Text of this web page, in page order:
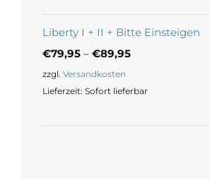
Liberty I + II + Bitte Einsteigen
€79,95 – €89,95
zzgl. Versandkosten
Lieferzeit: Sofort lieferbar